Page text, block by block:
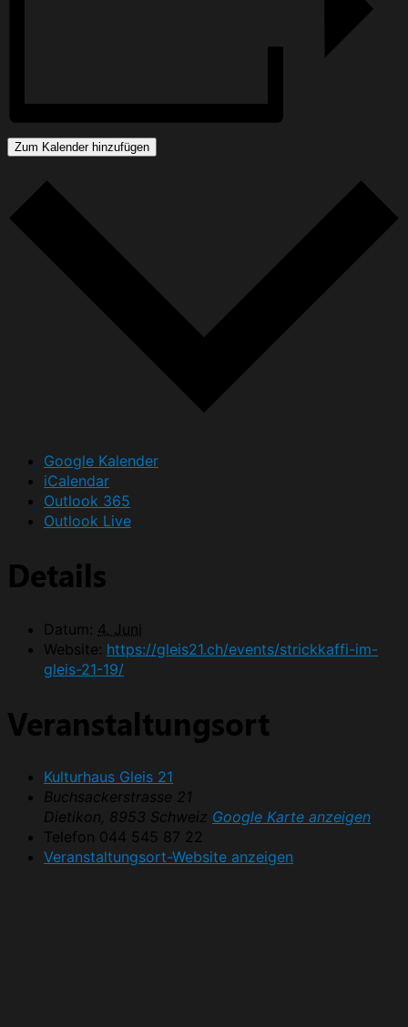
Zum Kalender hinzufügen
Google Kalender
iCalendar
Outlook 365
Outlook Live
Details
Datum: 4. Juni
Website: https://gleis21.ch/events/strickkaffi-im-
gleis-21-19/
Veranstaltungsort
Kulturhaus Gleis 21
Buchsackerstrasse 21
Dietikon 8953 Schweiz Google Karte anzeigen
Telefon 044 545 87 22
Veranstaltungsort-Website anzeigen